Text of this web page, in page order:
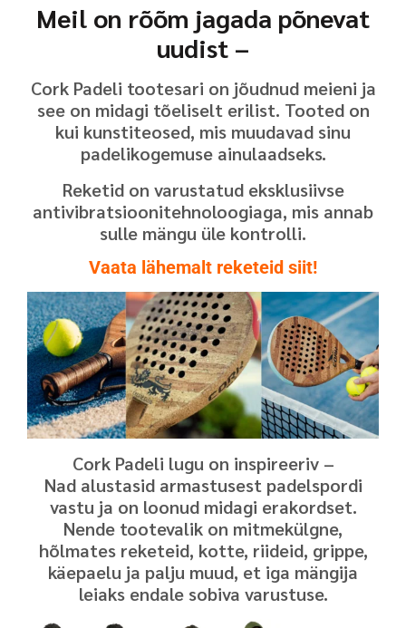
Meil on rõõm jagada põnevat
uudist –
Cork Padeli tootesari on jõudnud meieni ja
see on midagi tõeliselt erilist. Tooted on
kui kunstiteosed, mis muudavad sinu
padelikogemuse ainulaadseks.
Reketid on varustatud eksklusiivse
antivibratsioonitehnoloogiaga, mis annab
sulle mängu üle kontrolli.
Vaata lähemalt reketeid siit!
Cork Padeli lugu on inspireeriv –
Nad alustasid armastusest padelspordi
vastu ja on loonud midagi erakordset.
Nende tootevalik on mitmekülgne,
hõlmates reketeid, kotte, riideid, grippe,
käepaelu ja palju muud, et iga mängija
leiaks endale sobiva varustuse.